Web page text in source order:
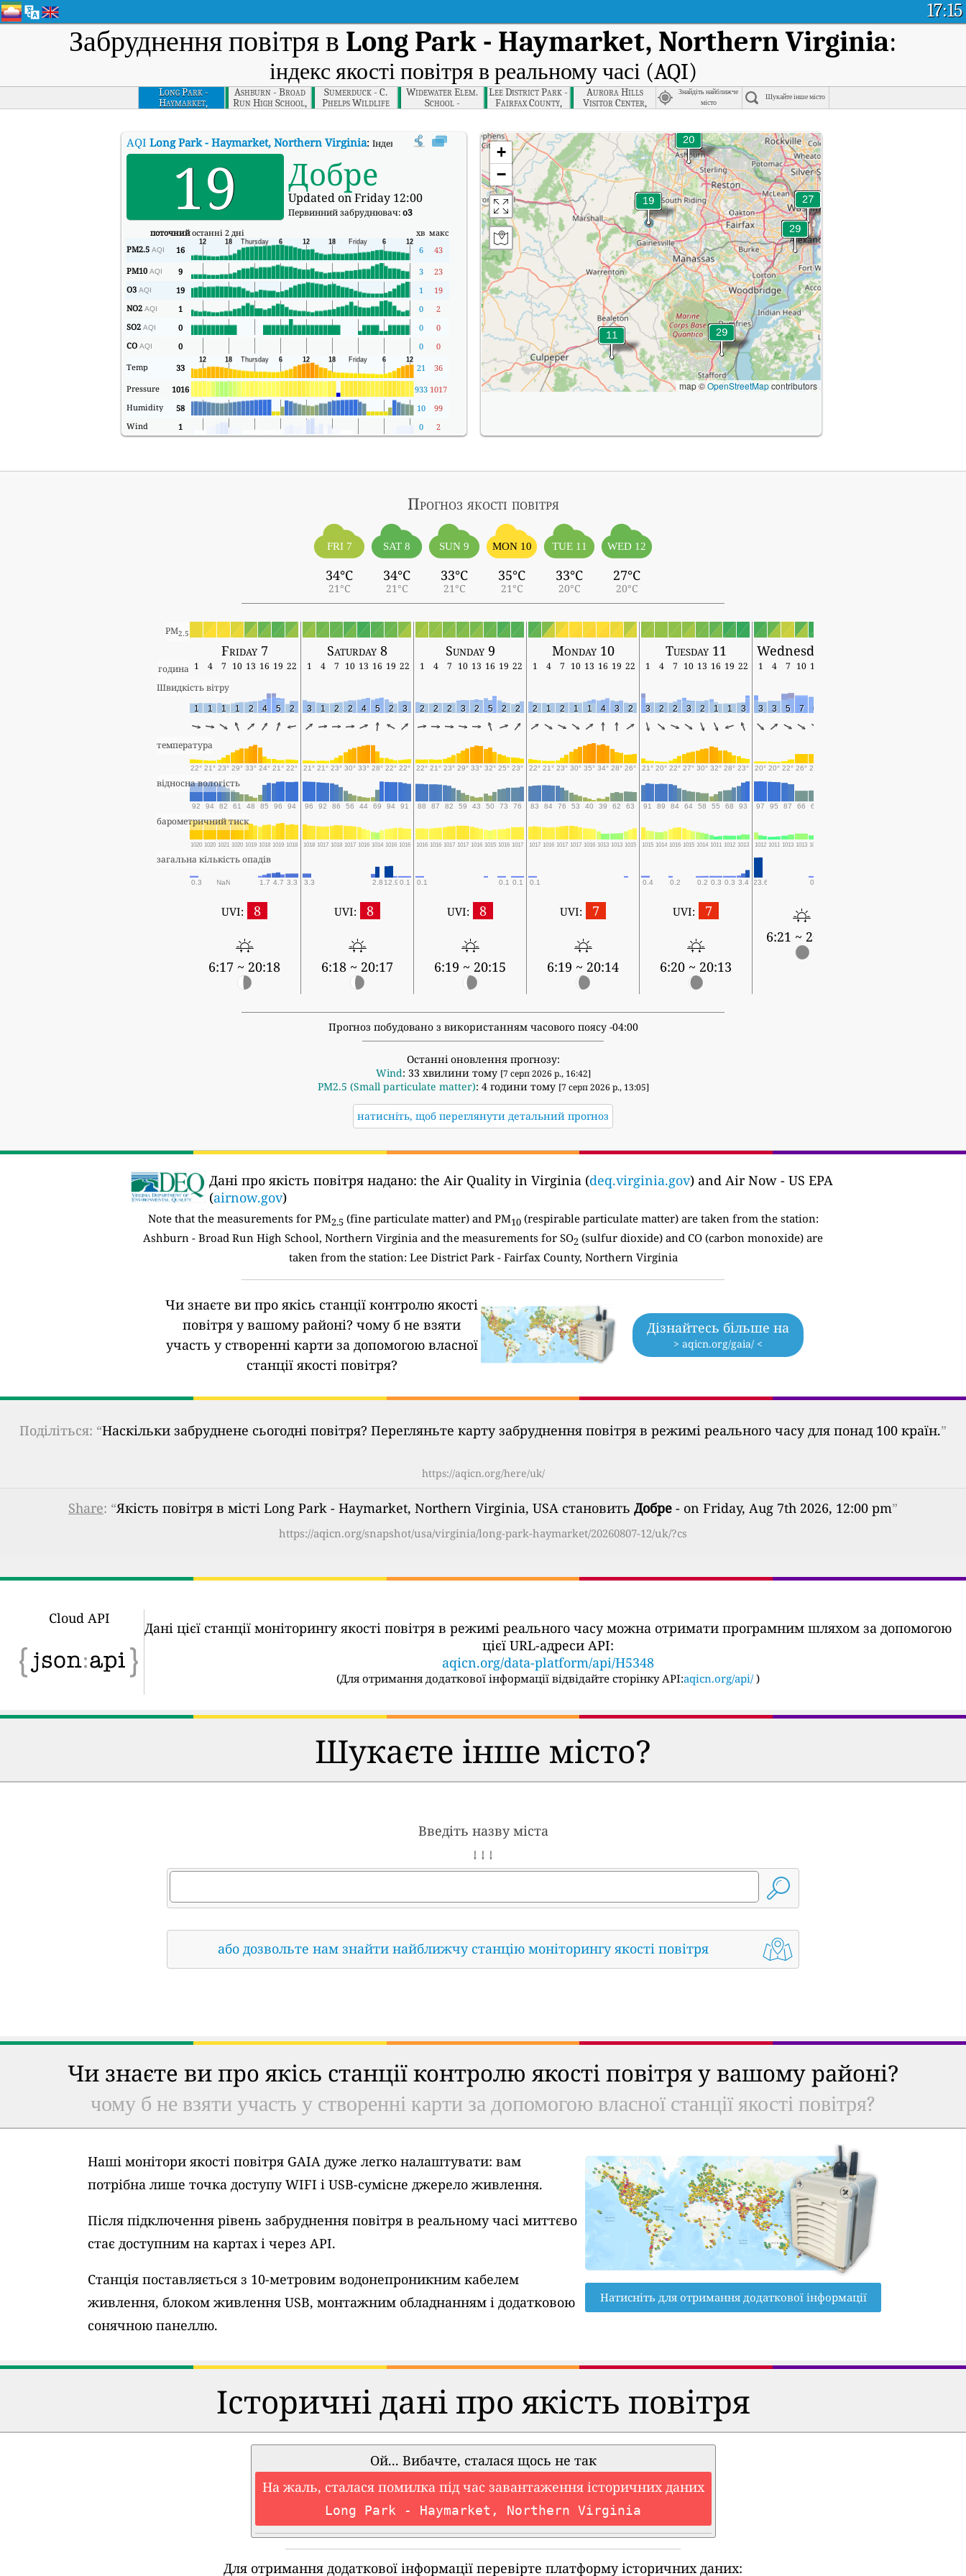
17:15
Забруднення повітря в Long Park - Haymarket, Northern Virginia:
індекс якості повітря в реальному часі (AQI)
Long Park -
Haymarket,
Northern Virginia
Ashburn - Broad
Run High School,
Northern Virginia
Sumerduck - C.
Phelps Wildlife
Mgmt Area,
Widewater Elem.
School -
Widewater,
Lee District Park -
Fairfax County,
Northern Virginia
Aurora Hills
Visitor Center,
Northern Virginia
Знайдіть найближче
місто
Шукайте інше місто
AQI Long Park - Haymarket, Northern Virginia: Індекс якості повітря в реальному часі (AQI) Long Park - Haymarket, Northern Virginia.
19 Добре
Updated on Friday 12:00
Первинний забруднювач:o3
поточнийостанні 2 дні хв макс
PM2.5 AQI 16 6
43
PM10 AQI 9 3
23
O3 AQI 19 1
19
NO2 AQI 1 0
2
SO2 AQI 0 0
0
CO AQI 0 0
0
Temp
33 21
36
Pressure
1016 933 1017
Humidity
58 10
99
Wind
1 0 2
+
−
map ©OpenStreetMapcontributors
Прогноз якості повітря
FRI 7
34°C
21°C
SAT 8
34°C
21°C
SUN 9
33°C
21°C
MON 10
35°C
21°C
TUE 11
33°C
20°C
WED 12
27°C
20°C
PM2.5
Friday 7 Saturday 8 Sunday 9 Monday 10 Tuesday 11 Wednesday 12
година 1 4 7 10 13 16 19 22 1 4 7 10 13 16 19 22 1 4 7 10 13 16 19 22 1 4 7 10 13 16 19 22 1 4 7 10 13 16 19 22 1 4 7 10 13
Швидкість вітру
1 1 1 1 2 4 5 2 3 1 2 2 4 5 2 3 2 2 2 3 2 5 2 2 2 1 2 1 1 4 3 2 3 2 2 3 2 1 1 3 3 3 5 7 6
температура
22° 21° 23° 29° 33° 24° 21° 22° 21° 21° 23° 30° 33° 28° 22° 22° 22° 21° 23° 29° 33° 32° 25° 23° 22° 21° 23° 30° 35° 34° 28° 26° 21° 20° 22° 27° 30° 32° 28° 23° 20° 20° 22° 26° 26°
відносна вологість
92 94 82 61 48 85 96 94 96 92 86 56 44 69 94 91 88 87 82 59 43 50 73 76 83 84 76 53 40 39 62 63 91 89 84 64 58 55 68 93 97 95 87 66 67
барометричний тиск
1020 1020 1021 1020 1019 1018 1019 1018 1018 1017 1018 1017 1016 1014 1016 1016 1016 1016 1017 1017 1016 1015 1016 1017 1017 1016 1017 1017 1016 1013 1013 1015 1015 1014 1016 1015 1014 1011 1012 1013 1012 1011 1013 1013 1012
загальна кількість опадів
0.3 NaN 1.7 4.7 3.3 3.3 2.8 12.9 0.1 0.1 0.1 0.1 0.1 0.4 0.2 0.2 0.3 0.3 3.4 23.6 0.1
UVI: 8
6:17 ~ 20:18
UVI: 8
6:18 ~ 20:17
UVI: 8
6:19 ~ 20:15
UVI: 7
6:19 ~ 20:14
UVI: 7
6:20 ~ 20:13
6:21 ~ 20:12
Прогноз побудовано з використанням часового поясу -04:00
Останні оновлення прогнозу:
Wind: 33 хвилини тому [7 серп 2026 р., 16:42]
PM2.5 (Small particulate matter): 4 години тому [7 серп 2026 р., 13:05]
натисніть, щоб переглянути детальний прогноз
Дані про якість повітря надано: the Air Quality in Virginia (deq.virginia.gov) and Air Now - US EPA
(airnow.gov)
Note that the measurements for PM2.5 (fine particulate matter) and PM10(respirable particulate matter) are taken from the station:
Ashburn - Broad Run High School, Northern Virginia and the measurements for SO2 (sulfur dioxide) and CO (carbon monoxide) are
taken from the station: Lee District Park - Fairfax County, Northern Virginia
Чи знаєте ви про якісь станції контролю якості
повітря у вашому районі? чому б не взяти
участь у створенні карти за допомогою власної
станції якості повітря?
Дізнайтесь більше на
> aqicn.org/gaia/ <
Поділіться: “Наскільки забруднене сьогодні повітря? Перегляньте карту забруднення повітря в режимі реального часу для понад 100 країн.”
https://aqicn.org/here/uk/
Share: “Якість повітря в місті Long Park - Haymarket, Northern Virginia, USA становить Добре - on Friday, Aug 7th 2026, 12:00 pm”
https://aqicn.org/snapshot/usa/virginia/long-park-haymarket/20260807-12/uk/?cs
Cloud API
Дані цієї станції моніторингу якості повітря в режимі реального часу можна отримати програмним шляхом за допомогою
цієї URL-адреси API:
aqicn.org/data-platform/api/H5348
(Для отримання додаткової інформації відвідайте сторінку API:aqicn.org/api/ )
Шукаєте інше місто?
Введіть назву міста
↓ ↓ ↓
або дозвольте нам знайти найближчу станцію моніторингу якості повітря
Чи знаєте ви про якісь станції контролю якості повітря у вашому районі?
чому б не взяти участь у створенні карти за допомогою власної станції якості повітря?
Наші монітори якості повітря GAIA дуже легко налаштувати: вам
потрібна лише точка доступу WIFI і USB-сумісне джерело живлення.
Після підключення рівень забруднення повітря в реальному часі миттєво
стає доступним на картах і через API.
Станція поставляється з 10-метровим водонепроникним кабелем
живлення, блоком живлення USB, монтажним обладнанням і додатковою
сонячною панеллю.
Натисніть для отримання додаткової інформації
Історичні дані про якість повітря
Ой... Вибачте, сталася щось не так
На жаль, сталася помилка під час завантаження історичних даних
Long Park - Haymarket, Northern Virginia
Для отримання додаткової інформації перевірте платформу історичних даних: